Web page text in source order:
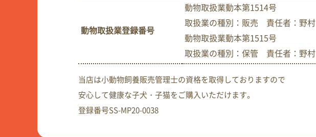
動物取扱業登録番号
動物取扱業動本第1514号
取扱業の種別：販売 責任者：野村
動物取扱業動本第1515号
取扱業の種別：保管 責任者：野村
当店は小動物飼養販売管理士の資格を取得しておりますので
安心して健康な子犬・子猫をご購入いただけます。
登録番号SS-MP20-0038